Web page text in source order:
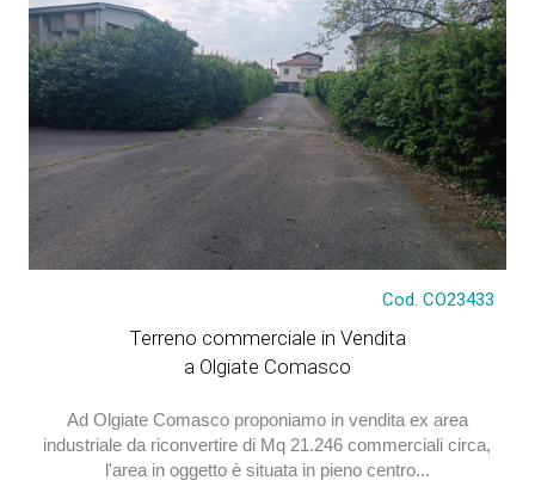
€ 4.200.000
Cod. CO23433
a Olgiate Comasco
Ad Olgiate Comasco proponiamo in vendita ex area